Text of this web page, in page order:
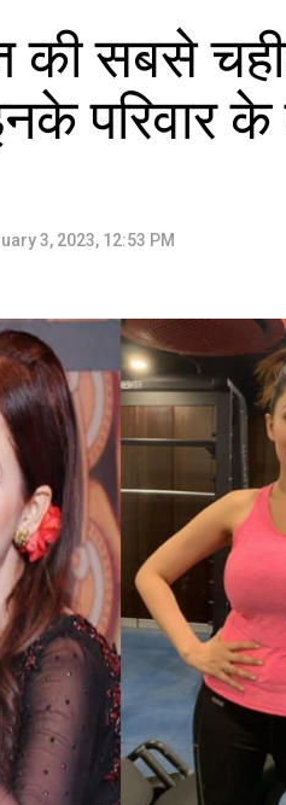
की सबसे
परिवार
3, 2023, 12:53 PM